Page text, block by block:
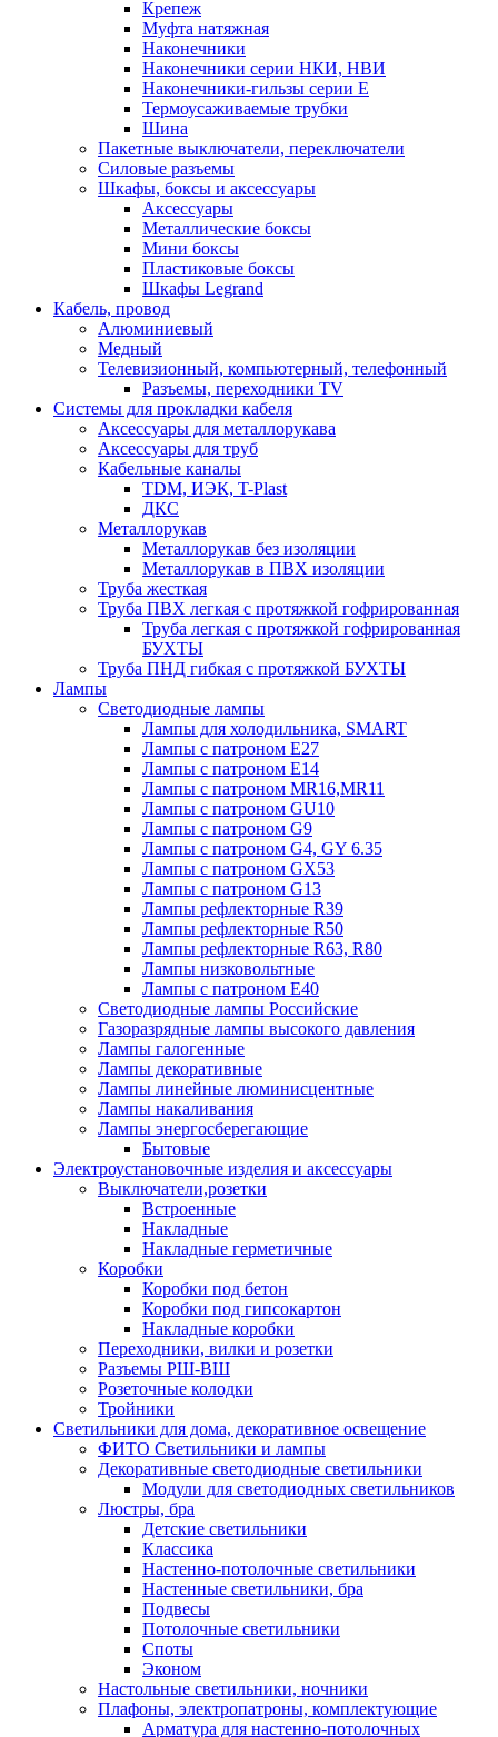
Крепеж
Муфта натяжная
Наконечники
Наконечники серии НКИ, НВИ
Наконечники-гильзы серии Е
Термоусаживаемые трубки
Шина
Пакетные выключатели, переключатели
Силовые разъемы
Шкафы, боксы и аксессуары
Аксессуары
Металлические боксы
Мини боксы
Пластиковые боксы
Шкафы Legrand
Кабель, провод
Алюминиевый
Медный
Телевизионный, компьютерный, телефонный
Разъемы, переходники TV
Системы для прокладки кабеля
Аксессуары для металлорукава
Аксессуары для труб
Кабельные каналы
TDM, ИЭК, T-Plast
ДКС
Металлорукав
Металлорукав без изоляции
Металлорукав в ПВХ изоляции
Труба жесткая
Труба ПВХ легкая с протяжкой гофрированная
Труба легкая с протяжкой гофрированная
БУХТЫ
Труба ПНД гибкая с протяжкой БУХТЫ
Лампы
Светодиодные лампы
Лампы для холодильника, SMART
Лампы с патроном E27
Лампы с патроном Е14
Лампы с патроном MR16,MR11
Лампы с патроном GU10
Лампы с патроном G9
Лампы с патроном G4, GY 6.35
Лампы с патроном GX53
Лампы с патроном G13
Лампы рефлекторные R39
Лампы рефлекторные R50
Лампы рефлекторные R63, R80
Лампы низковольтные
Лампы с патроном Е40
Светодиодные лампы Российские
Газоразрядные лампы высокого давления
Лампы галогенные
Лампы декоративные
Лампы линейные люминисцентные
Лампы накаливания
Лампы энергосберегающие
Бытовые
Электроустановочные изделия и аксессуары
Выключатели,розетки
Встроенные
Накладные
Накладные герметичные
Коробки
Коробки под бетон
Коробки под гипсокартон
Накладные коробки
Переходники, вилки и розетки
Разъемы РШ-ВШ
Розеточные колодки
Тройники
Светильники для дома, декоративное освещение
ФИТО Светильники и лампы
Декоративные светодиодные светильники
Модули для светодиодных светильников
Люстры, бра
Детские светильники
Классика
Настенно-потолочные светильники
Настенные светильники, бра
Подвесы
Потолочные светильники
Споты
Эконом
Настольные светильники, ночники
Плафоны, электропатроны, комплектующие
Арматура для настенно-потолочных